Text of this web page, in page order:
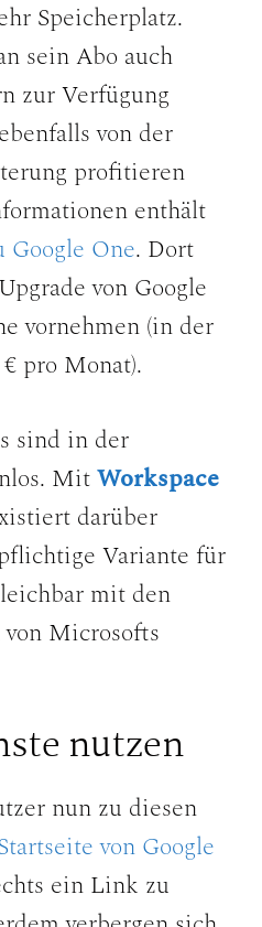
Speicherplatz.
sein Abo auch
zur Verfügung
von der
profitieren
enthält
One. Dort
von Google
vornehmen (in der
pro Monat).
sind in der
MitWorkspace
darüber
Variante für
mit den
Microsofts
nutzen
nun zu diesen
von Google
ein Link zu